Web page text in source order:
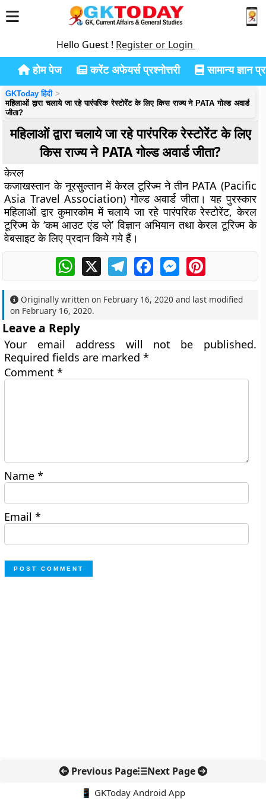
Hello Guest ! Register or Login
होम पेज करेंट अफेयर्स प्रश्नोत्तरी सामान्य ज्ञान
GKToday हिंदी
महिलाओं द्वारा चलाये जा रहे पारंपरिक रेस्टोरेंट के लिए किस राज्य ने PATA गोल्ड अवार्ड
जीता?
महिलाओं द्वारा चलाये जा रहे पारंपरिक रेस्टोरेंट के लिए
किस राज्य ने PATA गोल्ड अवार्ड जीता?
केरल
कजाखस्तान के नूरसुल्तान में केरल टूरिज्म ने तीन PATA (Pacific
Asia Travel Association) गोल्ड अवार्ड जीता। यह पुरस्कार
महिलाओं द्वार कुमारकोम में चलाये जा रहे पारंपरिक रेस्टोरेंट, केरल
टूरिज्म के ‘कम आउट एंड प्ले’ विज्ञान अभियान तथा केरल टूरिज्म के
वेबसाइट के लिए प्रदान किये गये हैं।
WhatsApp
X TelegramFacebookMessengerPinterest
Originally written on February 16, 2020 and last modified
on February 16, 2020.
Leave a Reply
Your email address will not be published.
Required fields are marked*
Comment*
Name*
Email*
Previous Page Next Page
📱 GKToday Android App